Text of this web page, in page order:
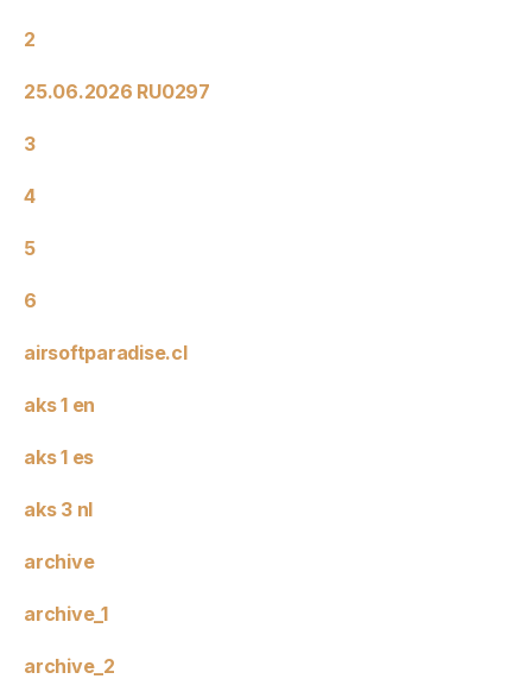
2
25.06.2026 RU0297
3
4
5
6
airsoftparadise.cl
aks 1 en
aks 1 es
aks 3 nl
archive
archive_1
archive_2